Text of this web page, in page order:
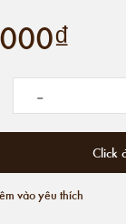
-
Click
vào yêu thích